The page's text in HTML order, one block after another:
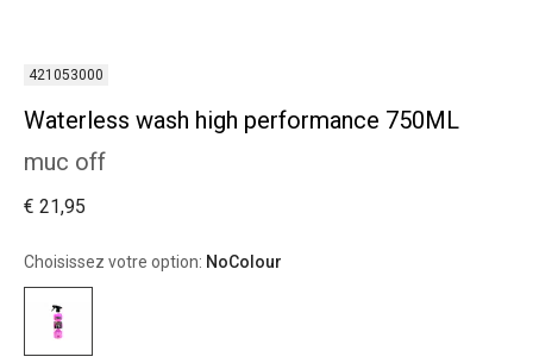
421053000
Waterless wash high performance 750ML
muc off
€ 21,95
Choisissez votre option: NoColour